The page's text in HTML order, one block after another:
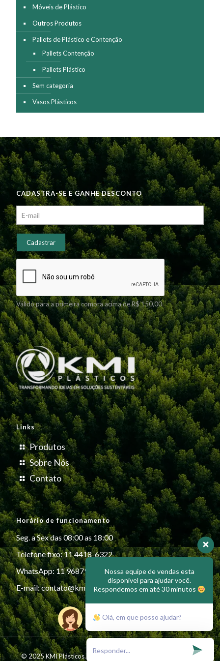
Móveis de Plástico
Outros Produtos
Pallets de Plástico e Contenção
Pallets Contenção
Pallets Plástico
Sem categoria
Vasos Plásticos
CADASTRA-SE E GANHE DESCONTO
Válido para a primeira compra acima de R$ 150,00
Links
Produtos
Sobre Nós
Contato
Horário de funcionamento
Seg. a Sex das 08:00 as 18:00
Telefone fixo: 11 4418-6322
WhatsApp: 11 96879-6999
E-mail:contato@kmiplasticos.com.br
© 2025 KMI Plásticos. All Rights Reserved - Desenvolvido por
Nossa equipe de vendas esta
disponível para ajudar você.
Respondemos em até 30 minutos
Olá, em que posso ajudar?